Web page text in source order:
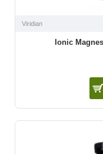
Viridian
Ionic